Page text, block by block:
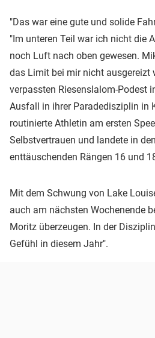
"Das war eine gute und solide
"Im unteren Teil war ich nicht die
noch Luft nach oben gewesen.
das Limit bei mir nicht ausgereizt
verpassten Riesenslalom-Podest
Ausfall in ihrer Paradedisziplin in
routinierte Athletin am ersten
Selbstvertrauen und landete in
enttäuschenden Rängen 16 und
Mit dem Schwung von Lake
auch am nächsten Wochenende
Moritz überzeugen. In der
Gefühl in diesem Jahr".